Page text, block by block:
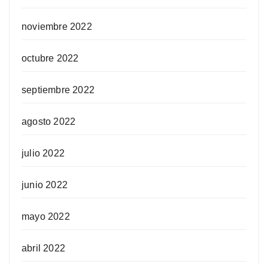
noviembre 2022
octubre 2022
septiembre 2022
agosto 2022
julio 2022
junio 2022
mayo 2022
abril 2022